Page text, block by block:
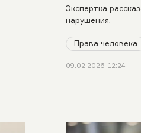
Экспертка
нарушения.
Права человека
09.02.2026, 12:24